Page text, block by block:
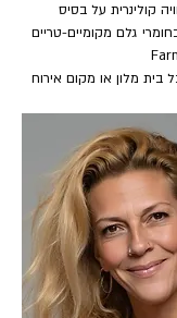
קולינרית על בסיס
גלם מקומיים-טריים
בית מלון או מקום אירוח